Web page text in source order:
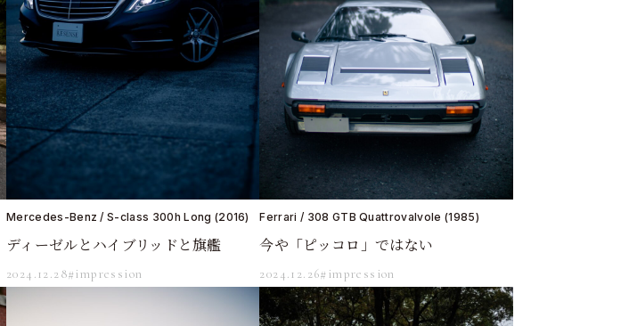
Mercedes-Benz / S-class 300h Long (2016)
ディーゼルとハイブリッドと旗艦
2024.12.28#impression
Ferrari / 308 GTB Quattrovalvole (1985)
今や「ピッコロ」ではない
2024.12.26#impression